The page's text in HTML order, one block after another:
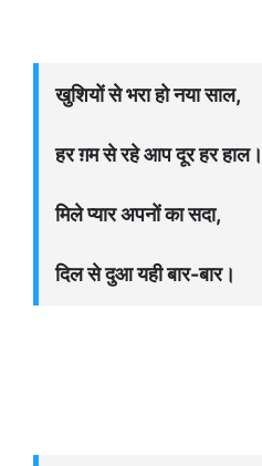
खुशियों से भरा हो नया साल,
हर ग़म से रहे आप दूर हर हाल।
मिले प्यार अपनों का सदा,
दिल से दुआ यही बार-बार।